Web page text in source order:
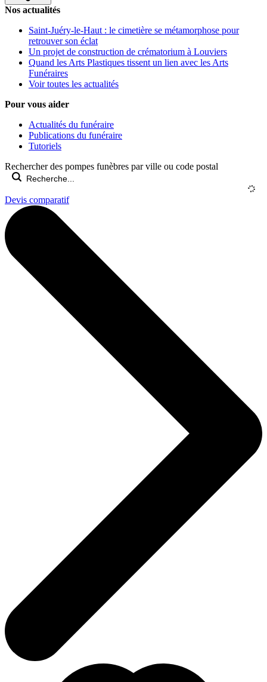
Nos actualités
Saint-Juéry-le-Haut : le cimetière se métamorphose pour
retrouver son éclat
Un projet de construction de crématorium à Louviers
Quand les Arts Plastiques tissent un lien avec les Arts
Funéraires
Voir toutes les actualités
Pour vous aider
Actualités du funéraire
Publications du funéraire
Tutoriels
Rechercher des pompes funèbres par ville ou code postal
Devis comparatif